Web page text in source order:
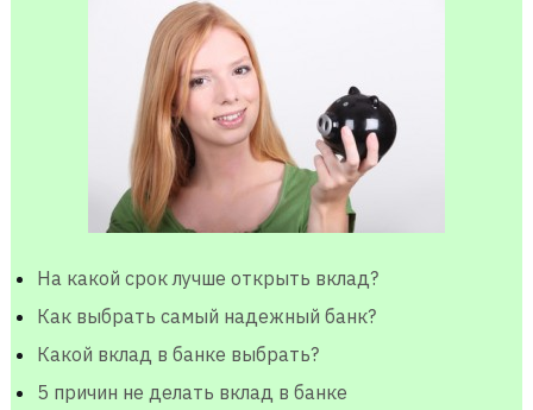
На какой срок лучше открыть вклад?
Как выбрать самый надежный банк?
Какой вклад в банке выбрать?
5 причин не делать вклад в банке